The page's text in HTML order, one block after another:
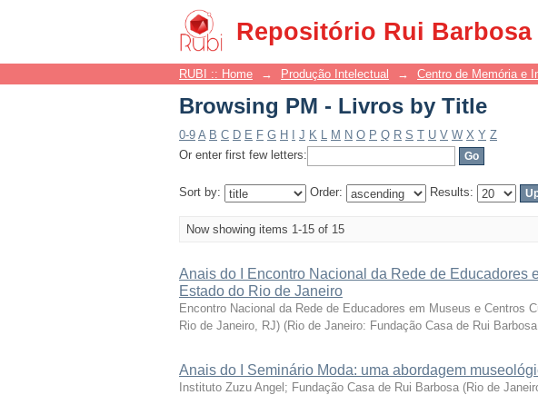
Repositório Rui
Browsing PM - Livros by Title
RUBI :: Home → Produção Intelectual → Centro de Memória e
Browsing PM - Livros by Title
0-9 A B C D E F G H J K L M N O P Q R S T U V W X Y Z
Or enter first few letters:
Sort by: Order: Results:
Now showing items 1-15 of 15
Anais do I Encontro Nacional da Rede de Educadores
Estado do Rio de Janeiro
Encontro Nacional da Rede de Educadores em Museus e Centros
Rio de Janeiro, RJ) (Rio de Janeiro: Fundação Casa de Rui
Anais do I Seminário Moda: uma abordagem
Instituto Zuzu Angel; Fundação Casa de Rui Barbosa (Rio de